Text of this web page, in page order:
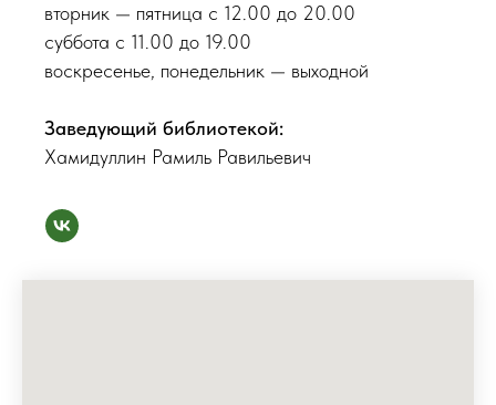
вторник — пятница с 12.00 до 20.00
суббота с 11.00 до 19.00
воскресенье, понедельник — выходной
Заведующий библиотекой:
Хамидуллин Рамиль Равильевич